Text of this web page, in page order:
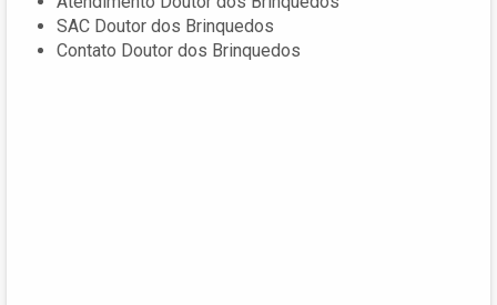
SAC Doutor dos Brinquedos
Contato Doutor dos Brinquedos